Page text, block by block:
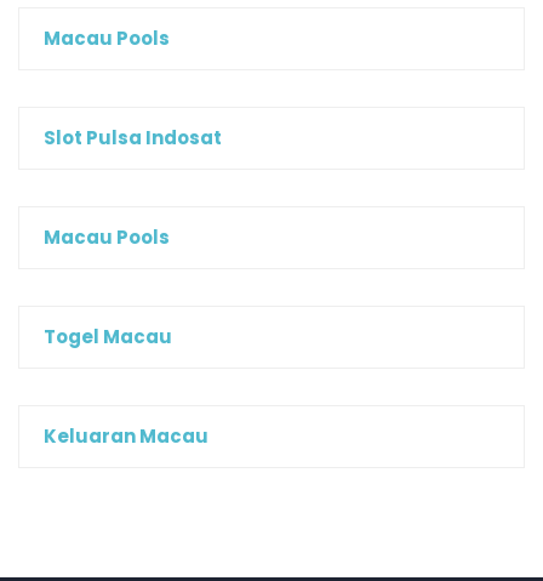
Macau Pools
Slot Pulsa Indosat
Macau Pools
Togel Macau
Keluaran Macau